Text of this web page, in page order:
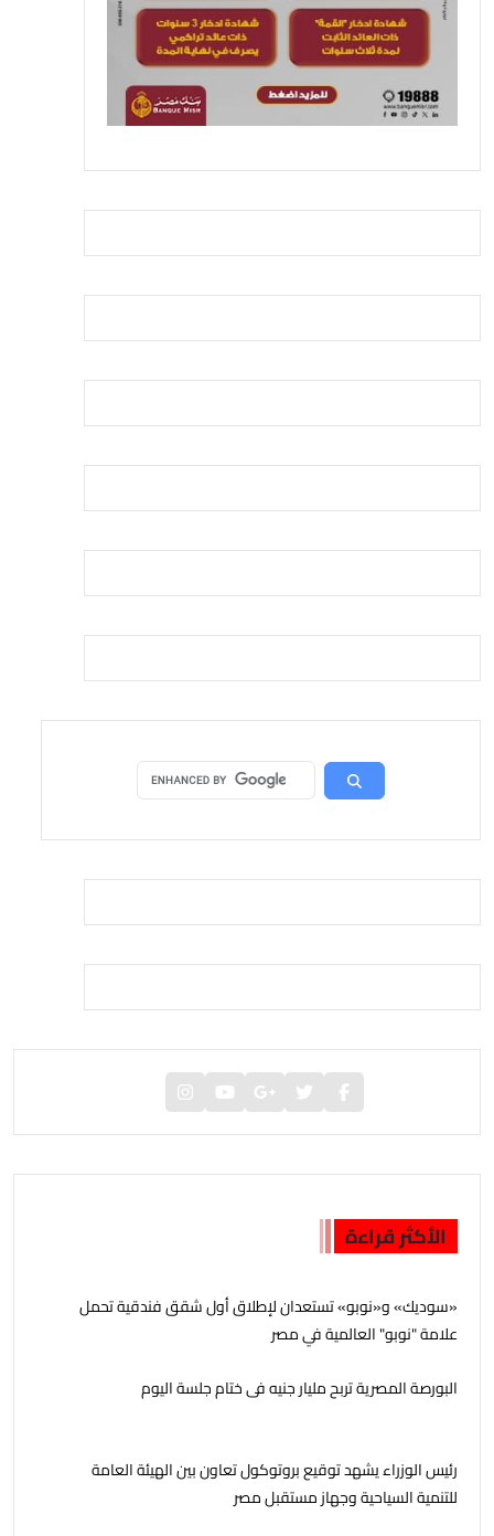
الأكثر قراءة
«سوديك» و«نوبو» تستعدان لإطلاق أول شقق فندقية تحمل
علامة "نوبو" العالمية في مصر
البورصة المصرية تربح مليار جنيه فى ختام جلسة اليوم
رئيس الوزراء يشهد توقيع بروتوكول تعاون بين الهيئة العامة
للتنمية السياحية وجهاز مستقبل مصر